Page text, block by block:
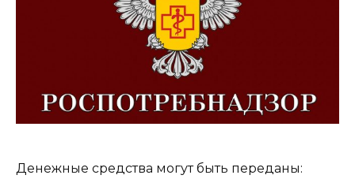
Денежные средства могут быть переданы: